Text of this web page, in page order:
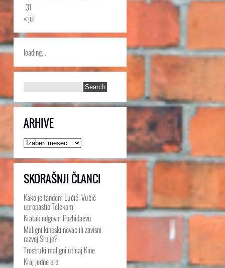
31
« jul
loading...
ARHIVE
Arhive
SKORAŠNJI ČLANCI
Kako je tandem Lučić–Vučić
upropastio Telekom
Kratak odgovor Pozhidaevu
Maligni kineski novac ili zavisni
razvoj Srbije?
Trostruki maligni uticaj Kine
Kraj jedne ere